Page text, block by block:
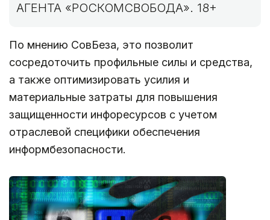
АГЕНТА «РОСКОМСВОБОДА». 18+
По мнению СовБеза, это позволит
сосредоточить профильные силы и средства,
а также оптимизировать усилия и
материальные затраты для повышения
защищенности инфоресурсов с учетом
отраслевой специфики обеспечения
информбезопасности.